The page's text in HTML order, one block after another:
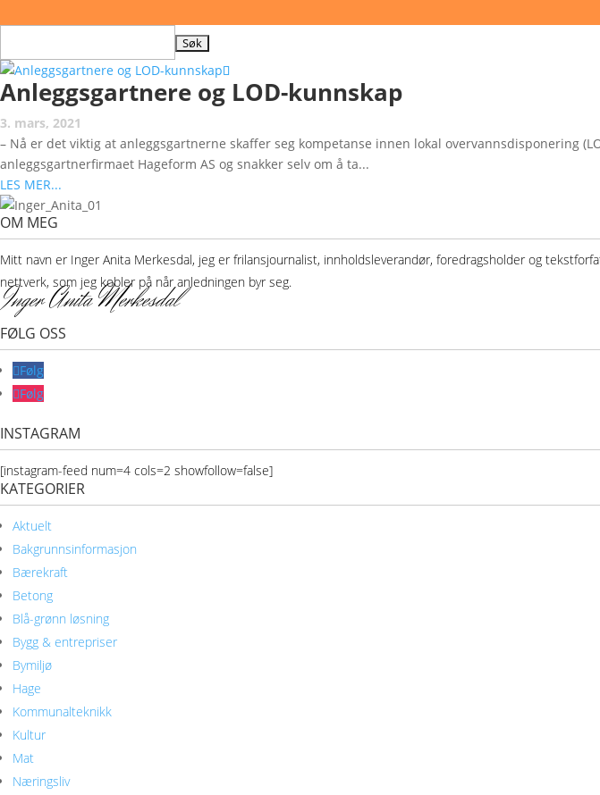
etter:
Anleggsgartnere og LOD-kunnskap
3. mars, 2021
– Nå er det viktig at anleggsgartnerne skaffer seg kompetanse innen lokal overvannsdisponering
anleggsgartnerfirmaet Hageform AS og snakker selv om å ta...
LES MER...
OM MEG
Mitt navn er Inger Anita Merkesdal, jeg er frilansjournalist, innholdsleverandør, foredrags­holder og
nettverk, som jeg kobler på når anledningen byr seg.
Inger Anita Merkesdal
FØLG OSS
Følg
Følg
INSTAGRAM
[instagram-feed num=4 cols=2 showfollow=false]
KATEGORIER
Aktuelt
Bakgrunnsinformasjon
Bærekraft
Betong
Blå-grønn løsning
Bygg & entrepriser
Bymiljø
Hage
Kommunalteknikk
Kultur
Mat
Næringsliv